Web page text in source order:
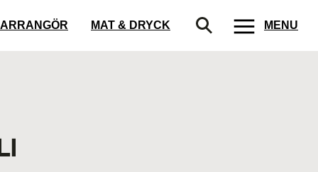
ARRANGÖR MAT & DRYCK MENU